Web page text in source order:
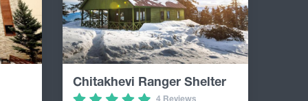
Chitakhevi Ranger Shelter
4 Reviews